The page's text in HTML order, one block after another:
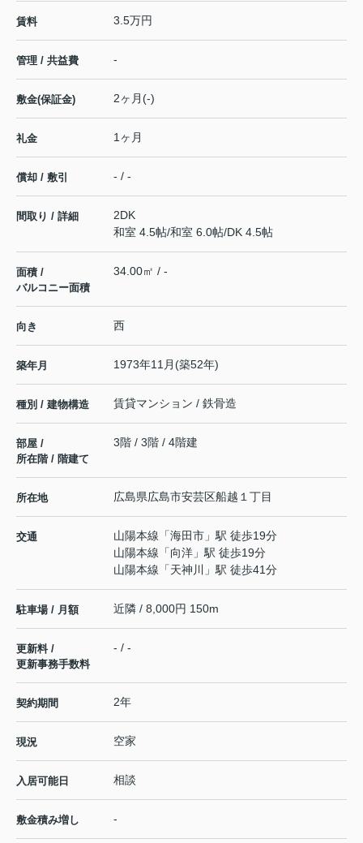
賃料 3.5万円
管理 / 共益費 -
敷金(保証金) 2ヶ月(-)
礼金 1ヶ月
償却 / 敷引 - / -
間取り / 詳細
2DK
和室 4.5帖/和室 6.0帖/DK 4.5帖
面積 /
バルコニー面積
34.00㎡ / -
向き 西
築年月 1973年11月(築52年)
種別 / 建物構造 賃貸マンション / 鉄骨造
部屋 /
所在階 / 階建て
3階 / 3階 / 4階建
所在地 広島県広島市安芸区船越 １丁目
交通 山陽本線 「海田市 」駅 徒歩19分
山陽本線 「向洋 」駅 徒歩19分
山陽本線 「天神川 」駅 徒歩41分
駐車場 / 月額 近隣 / 8,000円 150m
更新料 /
更新事務手数料
- / -
契約期間 2年
現況 空家
入居可能日 相談
敷金積み増し -